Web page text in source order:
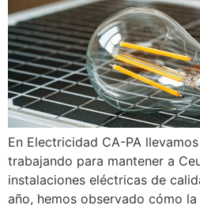
En Electricidad CA-PA
trabajando para mantener a
instalaciones eléctricas de
año, hemos observado cómo